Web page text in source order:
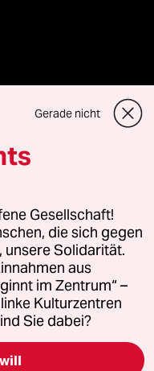
oder für Genehmigungen
Richtlinien
Impressum AGB
(Ads)
Gerade nicht
Gesellschaft!
die sich gegen
unsere Solidarität.
aus
im Zentrum“ –
Kulturzentren
Sie dabei?